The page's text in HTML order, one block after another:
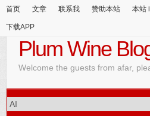
首页 文章 联系我 赞助本站 本站
下载APP
Plum Wine
Welcome the guests from afar,